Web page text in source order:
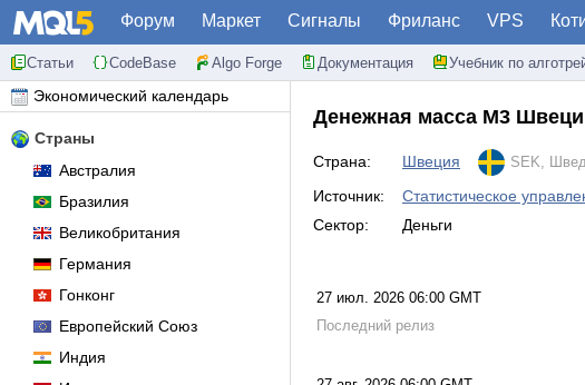
Форум Маркет Сигналы Фриланс VPS
Статьи CodeBase Algo Forge Документация Учебник по
Экономический календарь
Страны
Австралия
Бразилия
Великобритания
Германия
Гонконг
Европейский Союз
Индия
Денежная масса M3
Страна: Швеция SEK,
Источник:
Статистическое
Сектор:
Деньги
27 июл. 2026 06:00 GMT
Последний релиз